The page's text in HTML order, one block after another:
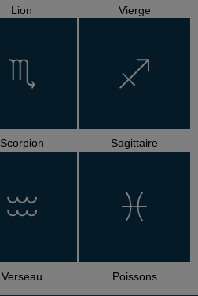
Lion Vierge
Scorpion Sagittaire
Verseau Poissons